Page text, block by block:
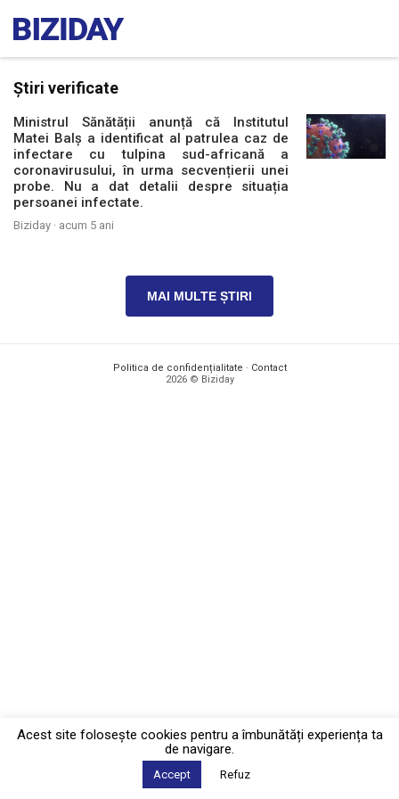
Știri verificate
Ministrul Sănătății anunță că Institutul
Matei Balș a identificat al patrulea caz de
infectare cu tulpina sud-africană a
coronavirusului, în urma secvențierii unei
probe. Nu a dat detalii despre situația
persoanei infectate.
Biziday · acum 5 ani
MAI MULTE ȘTIRI
Politica de confidențialitate · Contact
2026 © Biziday
Acest site foloseşte cookies pentru a îmbunătăți experiența ta
de navigare.
Accept Refuz